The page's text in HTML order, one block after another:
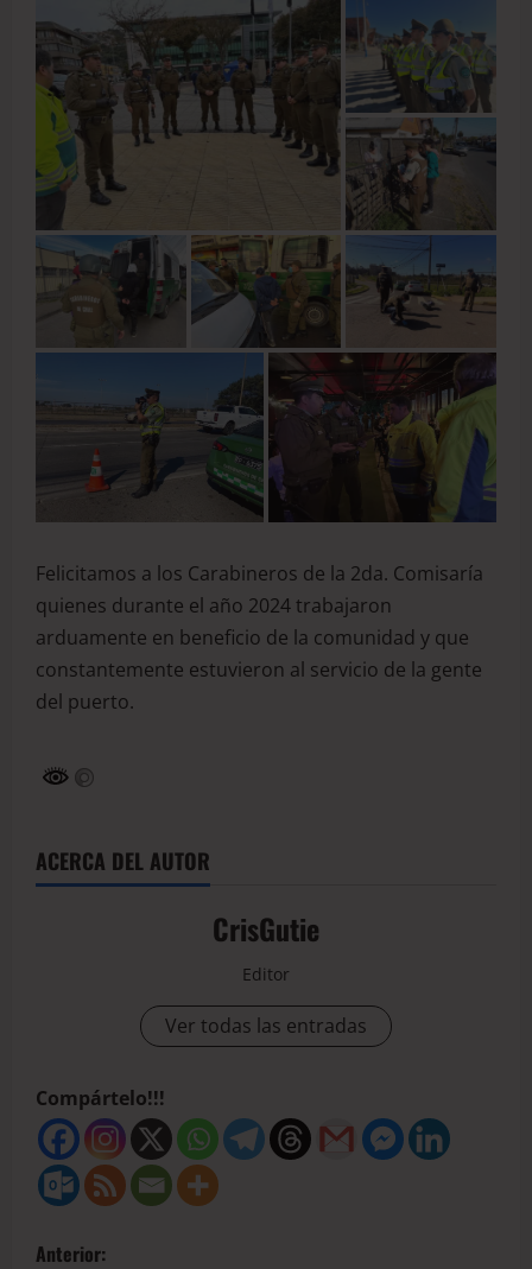
Felicitamos a los Carabineros de la 2da. Comisaría
quienes durante el año 2024 trabajaron
arduamente en beneficio de la comunidad y que
constantemente estuvieron al servicio de la gente
del puerto.
ACERCA DEL AUTOR
CrisGutie
Editor
Ver todas las entradas
Compártelo!!!
Anterior: